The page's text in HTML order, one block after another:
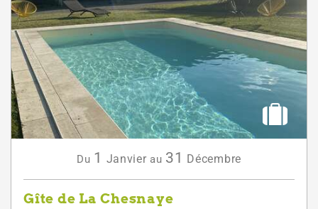
Du 1 Janvier au 31 Décembre
Gîte de La Chesnaye